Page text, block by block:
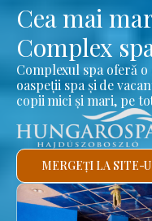
Cea mai
Complex
Complexul spa oferă
oaspeții spa și de
copii mici și mari, pe
MERGEȚI LA SITE-